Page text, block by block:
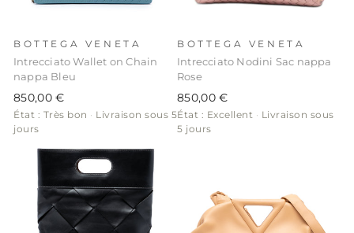
BOTTEGA VENETA
Intrecciato Wallet on Chain
nappa Bleu
850,00 €
État : Très bon · Livraison sous 5
jours
BOTTEGA VENETA
Intrecciato Nodini Sac nappa
Rose
850,00 €
État : Excellent · Livraison sous
5 jours